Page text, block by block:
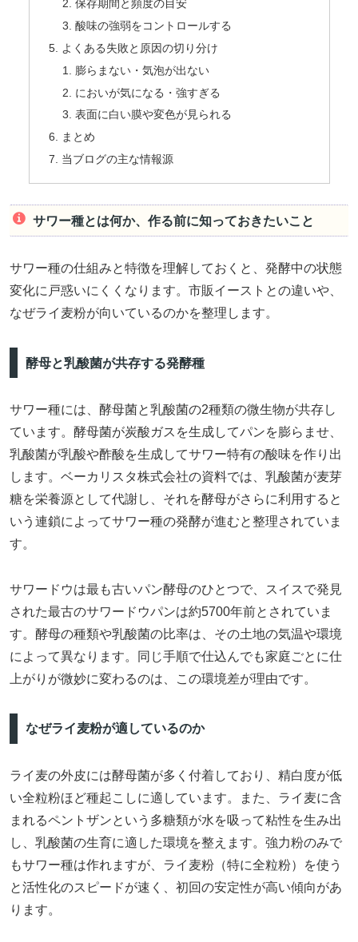
保存期間と頻度の目安
酸味の強弱をコントロールする
よくある失敗と原因の切り分け
膨らまない・気泡が出ない
においが気になる・強すぎる
表面に白い膜や変色が見られる
まとめ
当ブログの主な情報源
サワー種とは何か、作る前に知っておきたいこと
サワー種の仕組みと特徴を理解しておくと、発酵中の状態
変化に戸惑いにくくなります。市販イーストとの違いや、
なぜライ麦粉が向いているのかを整理します。
酵母と乳酸菌が共存する発酵種
サワー種には、酵母菌と乳酸菌の2種類の微生物が共存し
ています。酵母菌が炭酸ガスを生成してパンを膨らませ、
乳酸菌が乳酸や酢酸を生成してサワー特有の酸味を作り出
します。ベーカリスタ株式会社の資料では、乳酸菌が麦芽
糖を栄養源として代謝し、それを酵母がさらに利用すると
いう連鎖によってサワー種の発酵が進むと整理されていま
す。
サワードウは最も古いパン酵母のひとつで、スイスで発見
された最古のサワードウパンは約5700年前とされていま
す。酵母の種類や乳酸菌の比率は、その土地の気温や環境
によって異なります。同じ手順で仕込んでも家庭ごとに仕
上がりが微妙に変わるのは、この環境差が理由です。
なぜライ麦粉が適しているのか
ライ麦の外皮には酵母菌が多く付着しており、精白度が低
い全粒粉ほど種起こしに適しています。また、ライ麦に含
まれるペントザンという多糖類が水を吸って粘性を生み出
し、乳酸菌の生育に適した環境を整えます。強力粉のみで
もサワー種は作れますが、ライ麦粉（特に全粒粉）を使う
と活性化のスピードが速く、初回の安定性が高い傾向があ
ります。